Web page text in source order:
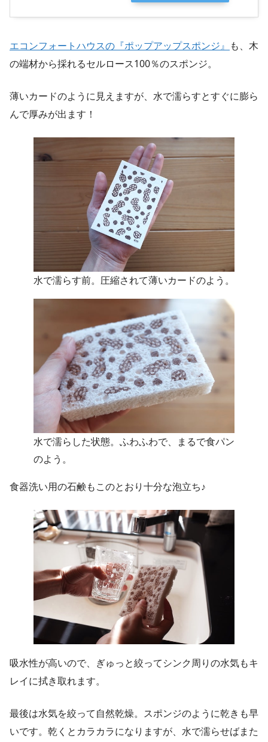
エコンフォートハウスの『ポップアップスポンジ』 も、木
の端材から採れるセルロース100％のスポンジ。
薄いカードのように見えますが、水で濡らすとすぐに膨ら
んで厚みが出ます！
水で濡らす前。圧縮されて薄いカードのよう。
水で濡らした状態。ふわふわで、まるで食パン
のよう。
食器洗い用の石鹸もこのとおり十分な泡立ち♪
吸水性が高いので、ぎゅっと絞ってシンク周りの水気もキ
レイに拭き取れます。
最後は水気を絞って自然乾燥。スポンジのように乾きも早
いです。乾くとカラカラになりますが、水で濡らせばまた